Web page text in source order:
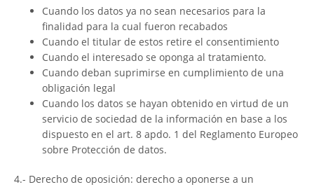
Cuando los datos ya no sean necesarios para la
finalidad para la cual fueron recabados
Cuando el titular de estos retire el consentimiento
Cuando el interesado se oponga al tratamiento.
Cuando deban suprimirse en cumplimiento de una
obligación legal
Cuando los datos se hayan obtenido en virtud de un
servicio de sociedad de la información en base a los
dispuesto en el art. 8 apdo. 1 del Reglamento Europeo
sobre Protección de datos.
4.- Derecho de oposición: derecho a oponerse a un